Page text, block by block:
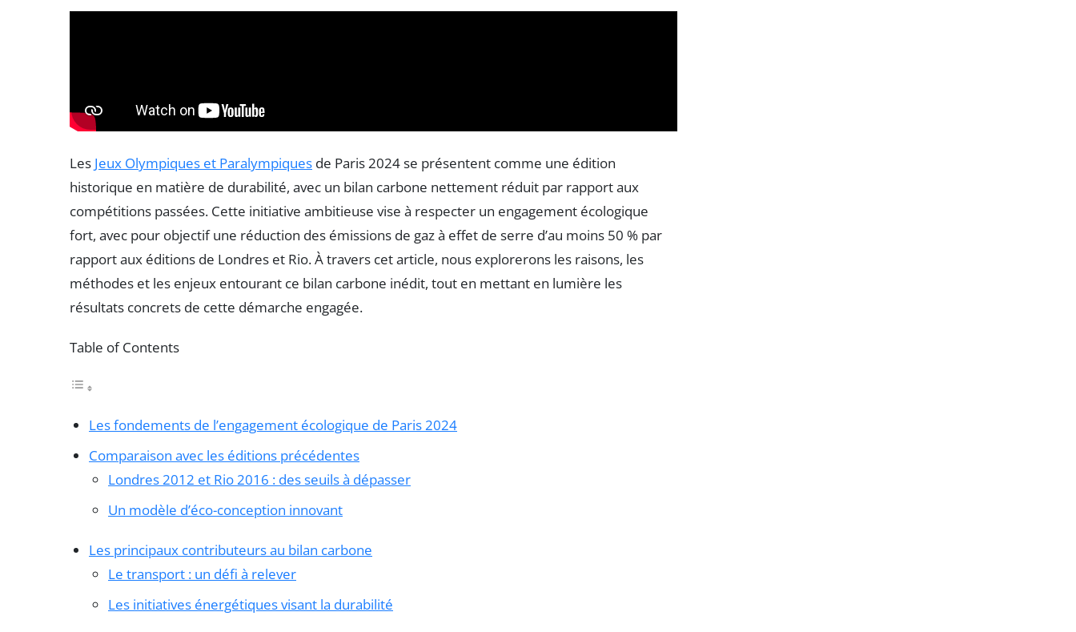
Les Jeux Olympiques et Paralympiques de Paris 2024 se présentent comme une édition
historique en matière de durabilité, avec un bilan carbone nettement réduit par rapport aux
compétitions passées. Cette initiative ambitieuse vise à respecter un engagement écologique
fort, avec pour objectif une réduction des émissions de gaz à effet de serre d’au moins 50 % par
rapport aux éditions de Londres et Rio. À travers cet article, nous explorerons les raisons, les
méthodes et les enjeux entourant ce bilan carbone inédit, tout en mettant en lumière les
résultats concrets de cette démarche engagée.
Table of Contents
Les fondements de l’engagement écologique de Paris 2024
Comparaison avec les éditions précédentes
Londres 2012 et Rio 2016 : des seuils à dépasser
Un modèle d’éco-conception innovant
Les principaux contributeurs au bilan carbone
Le transport : un défi à relever
Les initiatives énergétiques visant la durabilité